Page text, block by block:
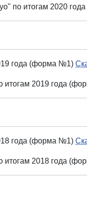
по итогам 2020
года (форма №1)
итогам 2019 года
года (форма №1)
итогам 2018 года